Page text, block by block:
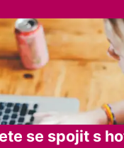
se spojit s